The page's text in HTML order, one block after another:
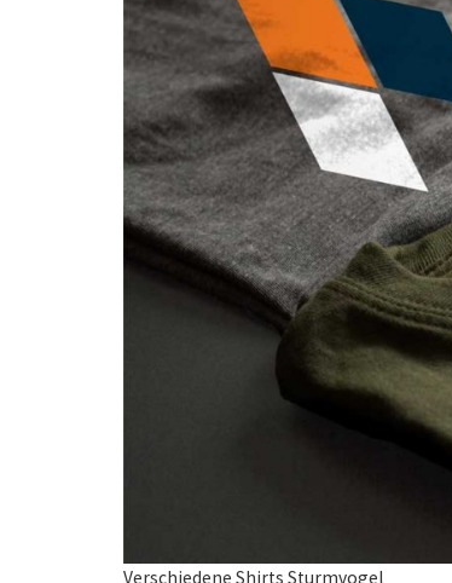
Verschiedene Shirts Sturmvogel